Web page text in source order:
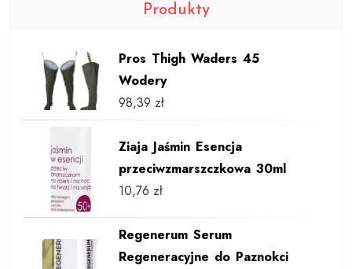
Produkty
Pros Thigh Waders 45
Wodery
98,39 zł
Ziaja Jaśmin Esencja
przeciwzmarszczkowa 30ml
10,76 zł
Regenerum Serum
Regeneracyjne do Paznokci